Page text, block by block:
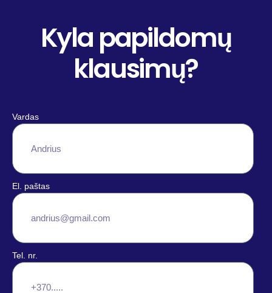
Kyla papildomų
klausimų?
Vardas
El. paštas
Tel. nr.